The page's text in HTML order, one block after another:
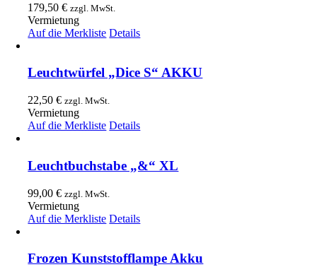
179,50€ zzgl. MwSt.
Vermietung
Auf die Merkliste Details
Leuchtwürfel „Dice S“ AKKU
22,50€ zzgl. MwSt.
Vermietung
Auf die Merkliste Details
Leuchtbuchstabe „&“ XL
99,00€ zzgl. MwSt.
Vermietung
Auf die Merkliste Details
Frozen Kunststofflampe Akku